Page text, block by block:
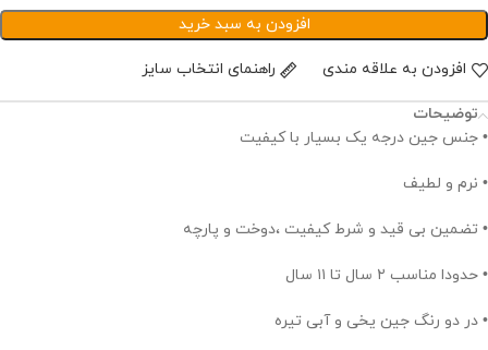
افزودن به سبد خرید
افزودن به علاقه مندی راهنمای انتخاب سایز
توضیحات
• جنس جین درجه یک بسیار با کیفیت
• نرم و لطیف
• تضمین بی قید و شرط کیفیت ،دوخت و پارچه
• حدودا مناسب ۲ سال تا ۱۱ سال
• در دو رنگ جین یخی و آبی تیره